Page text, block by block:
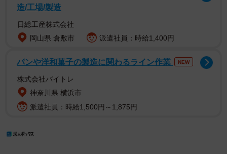
造/工場/製造
日総工産株式会社
岡山県 倉敷市
派遣社員：時給1,400円
パンや洋和菓子の製造に関わるライン作業 NEW
株式会社バイトレ
神奈川県 横浜市
派遣社員：時給1,500円～1,875円